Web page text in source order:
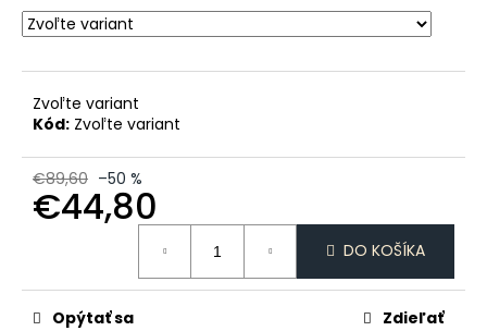
Zvoľte variant
Kód: Zvoľte variant
€89,60 –50 %
€44,80
DO KOŠÍKA
Opýtať sa Zdieľať
HĽADAŤ
O
d
p
ú
č